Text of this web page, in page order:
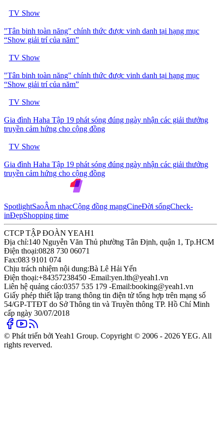
TV Show
"Tân binh toàn năng" chính thức được vinh danh tại hạng mục
“Show giải trí của năm”
TV Show
"Tân binh toàn năng" chính thức được vinh danh tại hạng mục
“Show giải trí của năm”
TV Show
Gia đình Haha Tập 19 phát sóng đúng ngày nhận các giải thưởng
truyền cảm hứng cho cộng đồng
TV Show
Gia đình Haha Tập 19 phát sóng đúng ngày nhận các giải thưởng
truyền cảm hứng cho cộng đồng
SpotlightSaoÂm nhạcCộng đồng mạngCineĐời sốngCheck-
inĐẹpShopping time
CTCP TẬP ĐOÀN YEAH1
Địa chỉ:140 Nguyễn Văn Thủ phường Tân Định, quận 1, Tp.HCM
Điện thoại:0828 730 06071
Fax:083 9101 074
Chịu trách nhiệm nội dung:Bà Lê Hải Yến
Điện thoại:+84357238450 -Email:yen.lth@yeah1.vn
Liên hệ quảng cáo:0357 535 179 -Email:booking@yeah1.vn
Giấy phép thiết lập trang thông tin điện tử tổng hợp trên mạng số
54/GP-TTĐT do Sở Thông tin và Truyền thông TP. Hồ Chí Minh
cấp ngày 30/07/2018
© Phát triển bởi Yeah1 Group. Copyright © 2006 - 2026 YEG. All
rights reverved.